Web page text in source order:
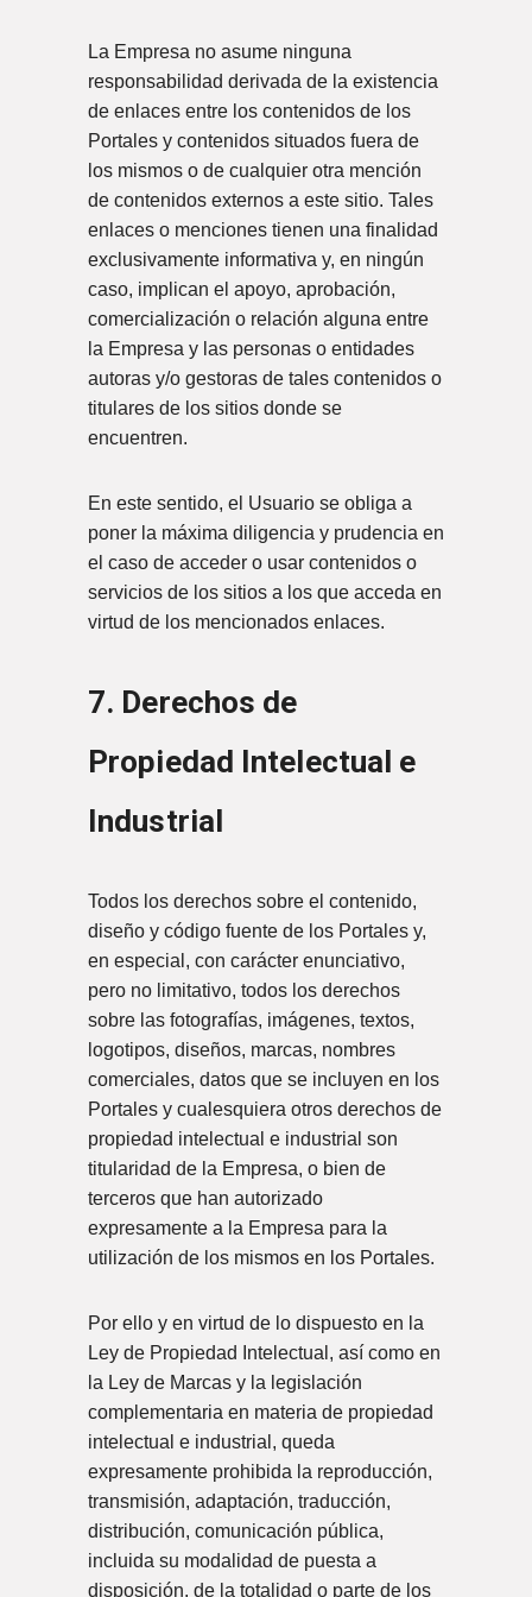
La Empresa no asume ninguna
responsabilidad derivada de la existencia
de enlaces entre los contenidos de los
Portales y contenidos situados fuera de
los mismos o de cualquier otra mención
de contenidos externos a este sitio. Tales
enlaces o menciones tienen una finalidad
exclusivamente informativa y, en ningún
caso, implican el apoyo, aprobación,
comercialización o relación alguna entre
la Empresa y las personas o entidades
autoras y/o gestoras de tales contenidos o
titulares de los sitios donde se
encuentren.
En este sentido, el Usuario se obliga a
poner la máxima diligencia y prudencia en
el caso de acceder o usar contenidos o
servicios de los sitios a los que acceda en
virtud de los mencionados enlaces.
7. Derechos de
Propiedad Intelectual e
Industrial
Todos los derechos sobre el contenido,
diseño y código fuente de los Portales y,
en especial, con carácter enunciativo,
pero no limitativo, todos los derechos
sobre las fotografías, imágenes, textos,
logotipos, diseños, marcas, nombres
comerciales, datos que se incluyen en los
Portales y cualesquiera otros derechos de
propiedad intelectual e industrial son
titularidad de la Empresa, o bien de
terceros que han autorizado
expresamente a la Empresa para la
utilización de los mismos en los Portales.
Por ello y en virtud de lo dispuesto en la
Ley de Propiedad Intelectual, así como en
la Ley de Marcas y la legislación
complementaria en materia de propiedad
intelectual e industrial, queda
expresamente prohibida la reproducción,
transmisión, adaptación, traducción,
distribución, comunicación pública,
incluida su modalidad de puesta a
disposición, de la totalidad o parte de los